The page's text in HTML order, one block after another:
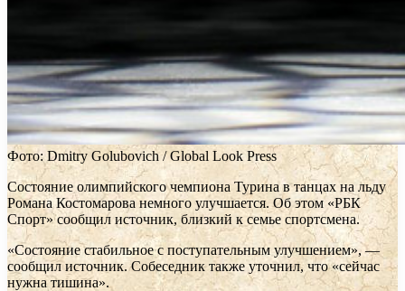
Фото: Dmitry Golubovich / Global Look Press
Состояние олимпийского чемпиона Турина в танцах на льду
Романа Костомарова немного улучшается. Об этом «РБК
Спорт» сообщил источник, близкий к семье спортсмена.
«Состояние стабильное с поступательным улучшением», —
сообщил источник. Собеседник также уточнил, что «сейчас
нужна тишина».